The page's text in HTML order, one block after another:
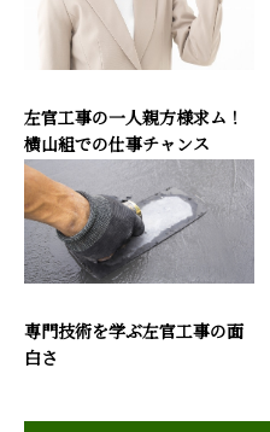
左官工事の一人親方様求ム！
横山組での仕事チャンス
専門技術を学ぶ左官工事の面
白さ